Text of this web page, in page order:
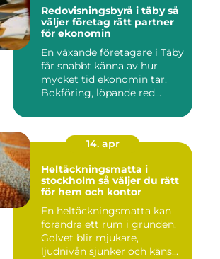
Redovisningsbyrå i täby så
väljer företag rätt partner
för ekonomin
En växande företagare i Täby
får snabbt känna av hur
mycket tid ekonomin tar.
Bokföring, löpande red...
14. apr
Heltäckningsmatta i
stockholm så väljer du rätt
för hem och kontor
En heltäckningsmatta kan
förändra ett rum i grunden.
Golvet blir mjukare,
ljudnivån sjunker och käns...